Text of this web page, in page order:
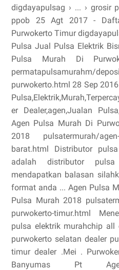
digdayapulsag › ... › grosir
ppob 25 Agt 2017 -
Purwokerto Timur
Pulsa Jual Pulsa Elektrik
Pulsa Murah Di
permatapulsamurahm/
purwokerto.html 28 Sep
er Dealer,agen,Jualan
Agen Pulsa Murah Di
2018 pulsatermurah/agen-
barat.html Distributor
adalah distributor
mendapatkan balasan
format anda ... Agen Pulsa
Pulsa Murah 2018
purwokerto-timur.html
pulsa elektrik murahchip
purwokerto selatan dealer
timur dealer .Mei .
Banyumas Pt